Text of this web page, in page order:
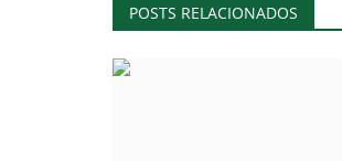
POSTS RELACIONADOS